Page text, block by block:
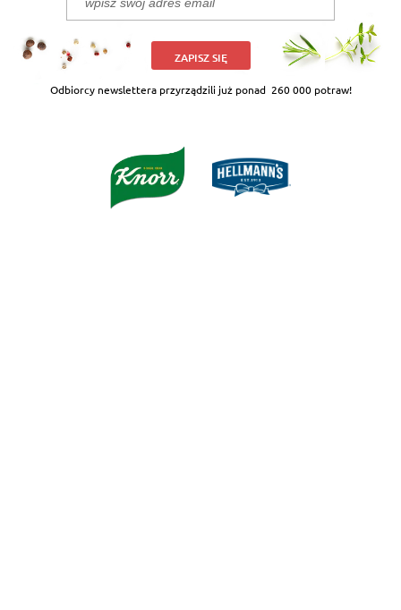
ZAPISZ SIĘ
Odbiorcy newslettera przyrządzili już ponad 260 000 potraw!